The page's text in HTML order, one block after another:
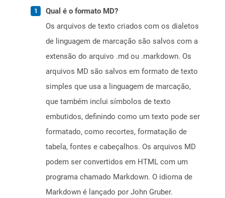
Qual é o formato MD?
Os arquivos de texto criados com os dialetos
de linguagem de marcação são salvos com a
extensão do arquivo .md ou .markdown. Os
arquivos MD são salvos em formato de texto
simples que usa a linguagem de marcação,
que também inclui símbolos de texto
embutidos, definindo como um texto pode ser
formatado, como recortes, formatação de
tabela, fontes e cabeçalhos. Os arquivos MD
podem ser convertidos em HTML com um
programa chamado Markdown. O idioma de
Markdown é lançado por John Gruber.